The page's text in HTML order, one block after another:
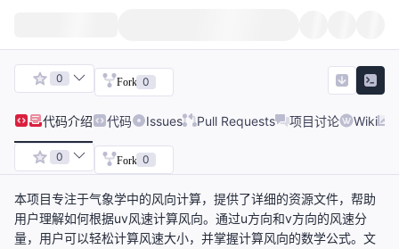
0 Fork 0
代码介绍 代码 Issues Pull Requests 项目讨论 Wiki
0 Fork 0
本项目专注于气象学中的风向计算，提供了详细的资源文件，帮助
用户理解如何根据uv风速计算风向。通过u方向和v方向的风速分
量，用户可以轻松计算风速大小，并掌握计算风向的数学公式。文